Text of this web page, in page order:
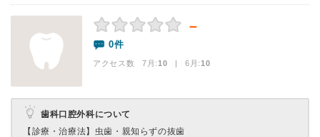
－
0件
アクセス数 7月:10 | 6月:10
歯科口腔外科について
【診療・治療法】 虫歯・親知らずの抜歯